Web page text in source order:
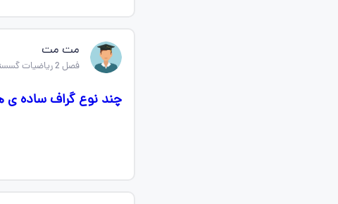
مت مت
فصل 2 ریاضیات گسسته دوازدهم
چند نوع گراف ساده ی